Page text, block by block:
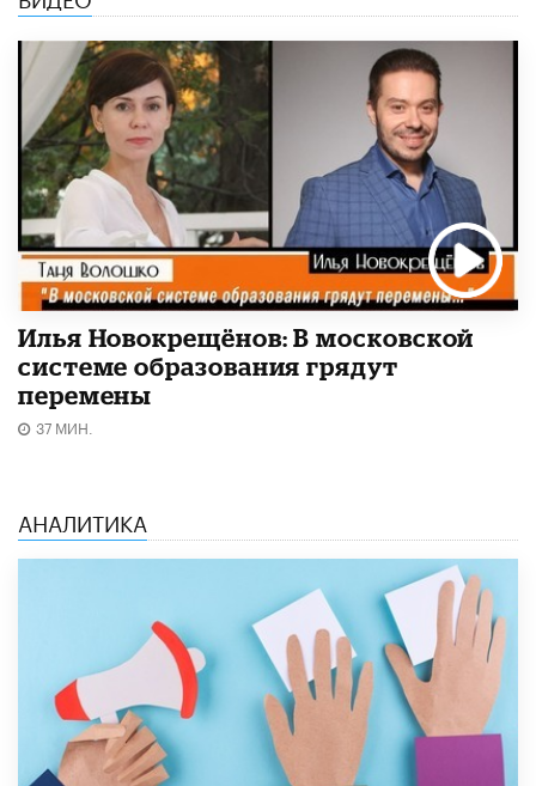
Илья Новокрещёнов: В московской
системе образования грядут
перемены
37 МИН.
АНАЛИТИКА